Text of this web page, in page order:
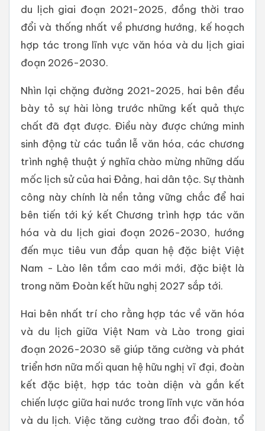
du lịch giai đoạn 2021-2025, đồng thời trao
đổi và thống nhất về phương hướng, kế hoạch
hợp tác trong lĩnh vực văn hóa và du lịch giai
đoạn 2026-2030.
Nhìn lại chặng đường 2021-2025, hai bên đều
bày tỏ sự hài lòng trước những kết quả thực
chất đã đạt được. Điều này được chứng minh
sinh động từ các tuần lễ văn hóa, các chương
trình nghệ thuật ý nghĩa chào mừng những dấu
mốc lịch sử của hai Đảng, hai dân tộc. Sự thành
công này chính là nền tảng vững chắc để hai
bên tiến tới ký kết Chương trình hợp tác văn
hóa và du lịch giai đoạn 2026-2030, hướng
đến mục tiêu vun đắp quan hệ đặc biệt Việt
Nam - Lào lên tầm cao mới mới, đặc biệt là
trong năm Đoàn kết hữu nghị 2027 sắp tới.
Hai bên nhất trí cho rằng hợp tác về văn hóa
và du lịch giữa Việt Nam và Lào trong giai
đoạn 2026-2030 sẽ giúp tăng cường và phát
triển hơn nữa mối quan hệ hữu nghị vĩ đại, đoàn
kết đặc biệt, hợp tác toàn diện và gắn kết
chiến lược giữa hai nước trong lĩnh vực văn hóa
và du lịch. Việc tăng cường trao đổi đoàn, tổ